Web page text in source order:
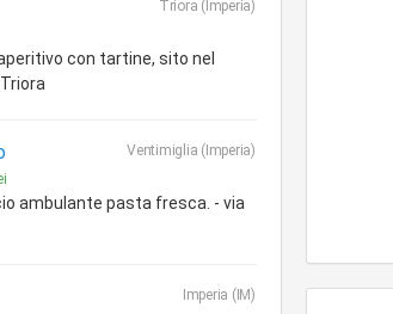
Triora (Imperia)
con tartine, sito nel
Ventimiglia (Imperia)
ambulante pasta fresca. - via
Imperia (IM)